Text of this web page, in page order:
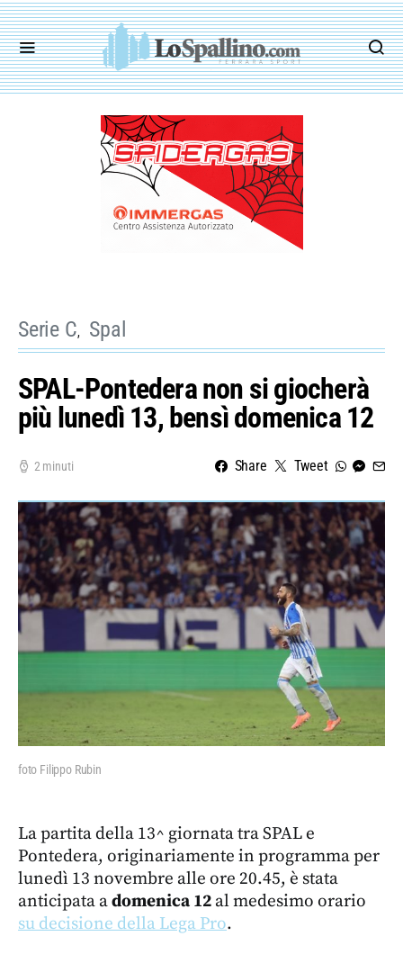
Serie C Spal
SPAL-Pontedera non si giocherà
più lunedì 13, bensì domenica 12
2 minuti Share Tweet
foto Filippo Rubin
La partita della 13^ giornata tra SPAL e
Pontedera, originariamente in programma per
lunedì 13 novembre alle ore 20.45, è stata
anticipata adomenica 12 al medesimo orario
su decisione della Lega Pro.